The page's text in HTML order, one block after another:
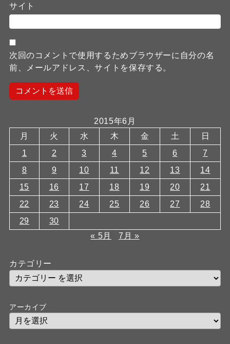
サイト
次回のコメントで使用するためブラウザーに自分の名
前、メールアドレス、サイトを保存する。
2015年6月
月
火 水 木 金 土
日
1
2 3 4 5 6
7
8
9 10 11 12 13
14
15
16 17 18 19 20
21
22
23 24 25 26 27
28
29
30
« 5月
7月 »
カテゴリー
アーカイブ